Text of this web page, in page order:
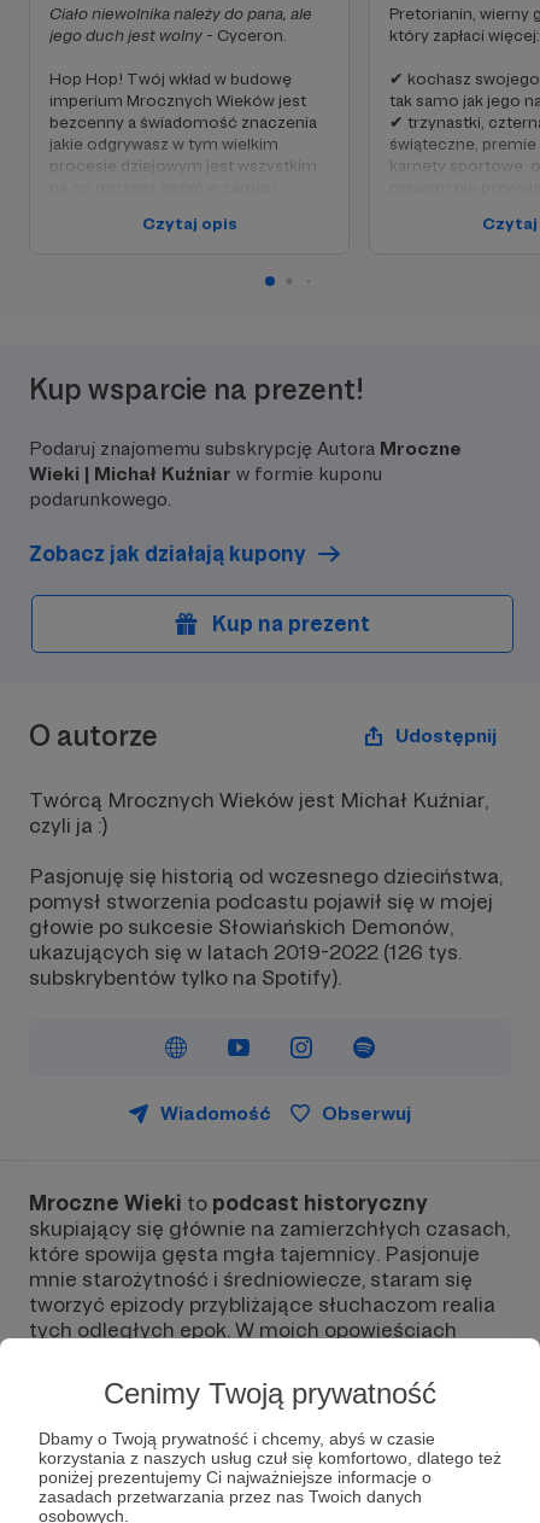
Cenimy Twoją prywatność
Dbamy o Twoją prywatność i chcemy, abyś w czasie
korzystania z naszych usług czuł się komfortowo, dlatego też
poniżej prezentujemy Ci najważniejsze informacje o
zasadach przetwarzania przez nas Twoich danych
osobowych.
Ciało niewolnika należy do pana, ale
jego duch jest wolny - Cyceron.
Hop Hop! Twój wkład w budowę
imperium Mrocznych Wieków jest
bezcenny a świadomość znaczenia
jakie odgrywasz w tym wielkim
procesie dziejowym jest wszystkim
Oczywiście serdeczniedziękuję Ci
Czytaj opis
Pretorianin, wierny
który zapłaci więcej:
✔ kochasz
tak samo jak jego
✔ trzynastki,
świąteczne,
karnety sportowe,
✔ może nie
pojawiał się w
Kup wsparcie na prezent!
Podaruj znajomemu subskrypcję Autora Mroczne
Wieki | Michał Kuźniar w formie kuponu
podarunkowego.
Zobacz jak działają kupony
Kup na prezent
O autorze Udostępnij
Twórcą Mrocznych Wieków jest Michał Kuźniar,
czyli ja :)
Pasjonuję się historią od wczesnego dzieciństwa,
pomysł stworzenia podcastu pojawił się w mojej
głowie po sukcesie Słowiańskich Demonów,
ukazujących się w latach 2019-2022 (126 tys.
subskrybentów tylko na Spotify).
Wiadomość Obserwuj
Mroczne Wieki to podcast historyczny
skupiający się głównie na zamierzchłych czasach,
które spowija gęsta mgła tajemnicy. Pasjonuje
mnie starożytność i średniowiecze, staram się
tworzyć epizody przybliżające słuchaczom realia
tych odległych epok. W moich opowieściach
prawdy z dawnych mitów, legend czy baśni. Skąd
wziął się kreteński labirynt? Kim byli Awarowie?
Ruś założyli Słowianie czy Skandynawowie? Czy
Gajusz Kaligula naprawdę był szalony czy może
po prostu czasami miewał gorsze dni?